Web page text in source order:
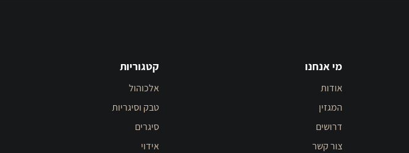
מי אנחנו
אודות
המגזין
דרושים
צור קשר
קטגוריות
אלכוהול
טבק וסיגריות
סיגרים
אידוי